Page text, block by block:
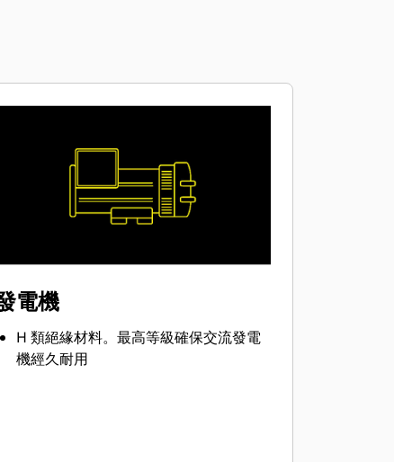
電機
H 類絕緣材料。最高等級確保交流發電
機經久耐用